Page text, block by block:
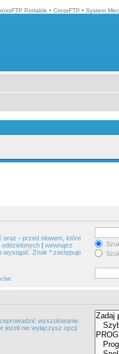
Portable • CrossFTP • System
oraz - przed słowem, które
oddzielonych | wewnątrz
wystąpić. Znak * zastępuje
wyszukiwanie.
jeżeli nie wyłączysz opcji